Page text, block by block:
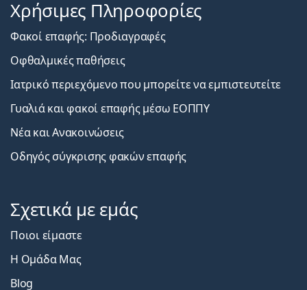
Χρήσιμες Πληροφορίες
Φακοί επαφής: Προδιαγραφές
Οφθαλμικές παθήσεις
Ιατρικό περιεχόμενο που μπορείτε να εμπιστευτείτε
Γυαλιά και φακοί επαφής μέσω ΕΟΠΠΥ
Νέα και Ανακοινώσεις
Οδηγός σύγκρισης φακών επαφής
Σχετικά με εμάς
Ποιοι είμαστε
Η Ομάδα Μας
Blog